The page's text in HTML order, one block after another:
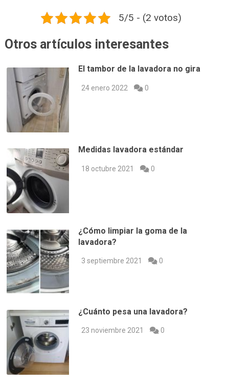
5/5 - (2 votos)
Otros artículos interesantes
El tambor de la lavadora no gira
24 enero 2022 0
Medidas lavadora estándar
18 octubre 2021 0
¿Cómo limpiar la goma de la
lavadora?
3 septiembre 2021 0
¿Cuánto pesa una lavadora?
23 noviembre 2021 0